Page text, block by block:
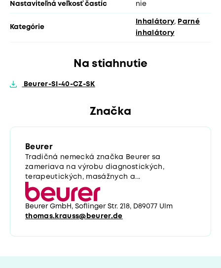
Nastaviteľná veľkosť častíc nie
Kategórie
Inhalátory, Parné
inhalátory
Na stiahnutie
Beurer-SI-40-CZ-SK
Značka
Beurer
Tradičná nemecká značka Beurer sa
zameriava na výrobu diagnostických,
terapeutických, masážnych a...
Beurer GmbH, Soflinger Str. 218, D89077 Ulm
thomas.krauss@beurer.de